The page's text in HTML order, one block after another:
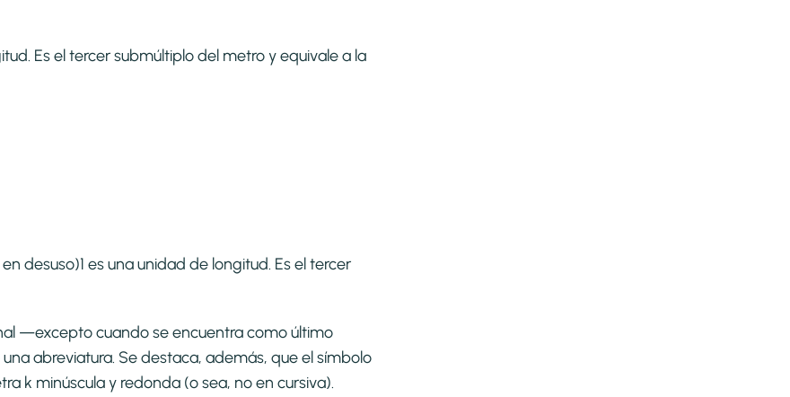
Es el tercer submúltiplo del metro y equivale a la
desuso)1​ es una unidad de longitud. Es el tercer
—excepto cuando se encuentra como último
abreviatura. Se destaca, además, que el símbolo
k minúscula y redonda (o sea, no en cursiva).